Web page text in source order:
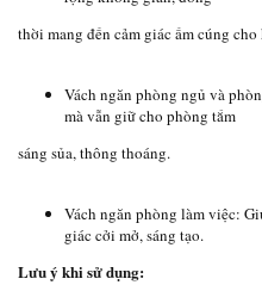
thời mang đến cảm giác ấm cúng
Vách ngăn phòng ngủ và
mà vẫn giữ cho phòng tắm
sáng sủa, thông thoáng.
Vách ngăn phòng làm việc:
giác cởi mở, sáng tạo.
Lưu ý khi sử dụng: